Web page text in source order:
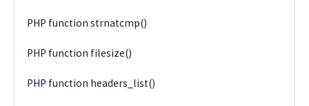
PHP function strnatcmp()
PHP function filesize()
PHP function headers_list()